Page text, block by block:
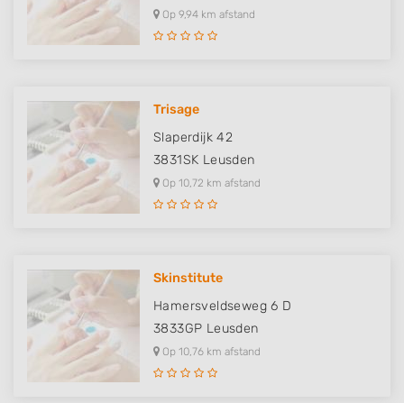
Op 9,94 km afstand
Trisage
Slaperdijk 42
3831SK Leusden
Op 10,72 km afstand
Skinstitute
Hamersveldseweg 6 D
3833GP Leusden
Op 10,76 km afstand